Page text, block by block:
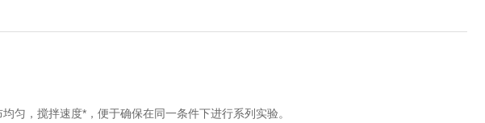
匀，搅拌速度*，便于确保在同一条件下进行系列实验。